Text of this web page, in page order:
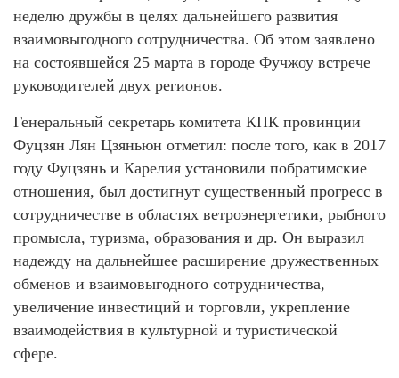
неделю дружбы в целях дальнейшего развития
взаимовыгодного сотрудничества. Об этом заявлено
на состоявшейся 25 марта в городе Фучжоу встрече
руководителей двух регионов.
Генеральный секретарь комитета КПК провинции
Фуцзян Лян Цзяньюн отметил: после того, как в 2017
году Фуцзянь и Карелия установили побратимские
отношения, был достигнут существенный прогресс в
сотрудничестве в областях ветроэнергетики, рыбного
промысла, туризма, образования и др. Он выразил
надежду на дальнейшее расширение дружественных
обменов и взаимовыгодного сотрудничества,
увеличение инвестиций и торговли, укрепление
взаимодействия в культурной и туристической
сфере.